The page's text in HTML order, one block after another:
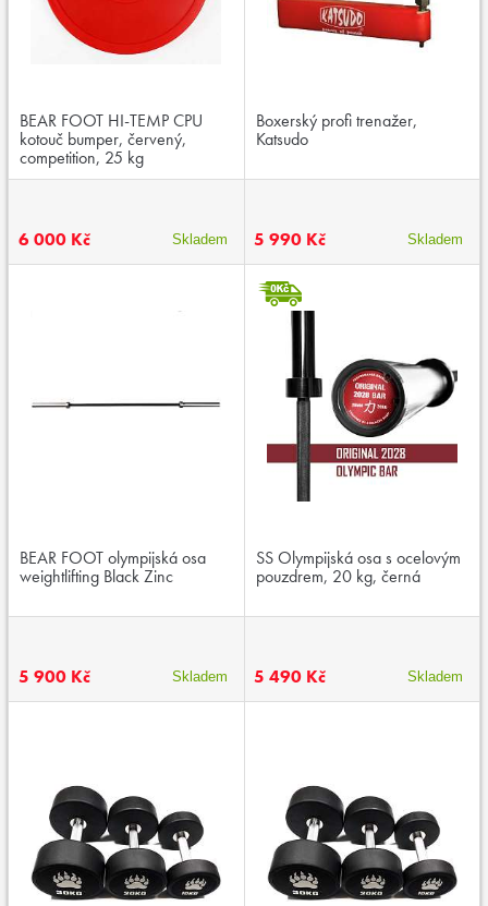
BEAR FOOT HI-TEMP CPU
kotouč bumper, červený,
competition, 25 kg
6 000 Kč Skladem
Boxerský profi trenažer,
Katsudo
5 990 Kč Skladem
BEAR FOOT olympijská osa
weightlifting Black Zinc
5 900 Kč Skladem
SS Olympijská osa s ocelovým
pouzdrem, 20 kg, černá
5 490 Kč Skladem